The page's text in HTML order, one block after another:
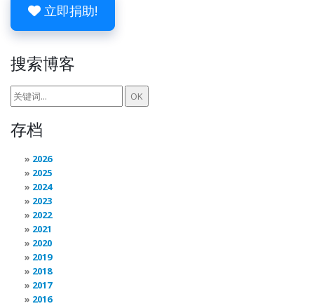
立即捐助!
搜索博客
存档
2026
2025
2024
2023
2022
2021
2020
2019
2018
2017
2016